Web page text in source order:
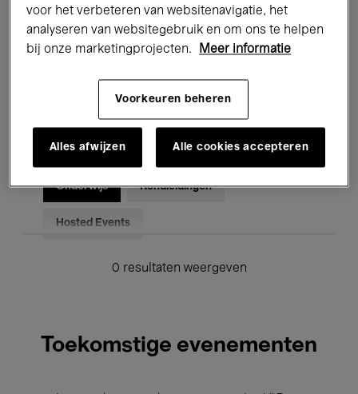
Performances Lezingen & Debatten
Jazz Klassieke Muziek Global Music
Voor iedereen Kids’ Palace
Onderwijs Rondleidingen
Hosted Events
0 resultaten weergeven
Toekomstige evenementen
voor het verbeteren van websitenavigatie, het
analyseren van websitegebruik en om ons te helpen
bij onze marketingprojecten.
Meer informatie
Voorkeuren beheren
Alles afwijzen Alle cookies accepteren